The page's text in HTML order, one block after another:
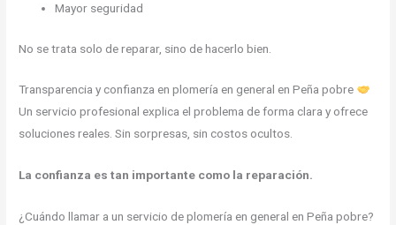
Mayor seguridad
No se trata solo de reparar, sino de hacerlo bien.
Transparencia y confianza en plomería en general en Peña pobre
Un servicio profesional explica el problema de forma clara y ofrece
soluciones reales. Sin sorpresas, sin costos ocultos.
La confianza es tan importante como la reparación.
¿Cuándo llamar a un servicio de plomería en general en Peña pobre?